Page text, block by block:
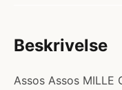
Beskrivelse
Assos Assos MILLE